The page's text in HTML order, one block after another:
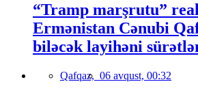
“Tramp marşrutu”
Ermənistan Cənubi
biləcək layihəni
Qafqaz, 06 avqust, 00:32